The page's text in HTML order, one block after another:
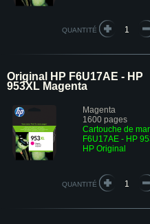
QUANTITÉ
Original HP F6U17AE - HP
953XL Magenta
Magenta
1600 pages
Cartouche de
F6U17AE - HP
HP Original
QUANTITÉ